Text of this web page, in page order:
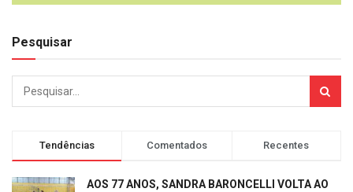
Pesquisar
Tendências Comentados Recentes
AOS 77 ANOS, SANDRA BARONCELLI VOLTA AO